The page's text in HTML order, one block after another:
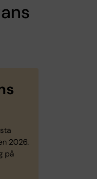
2026.
på